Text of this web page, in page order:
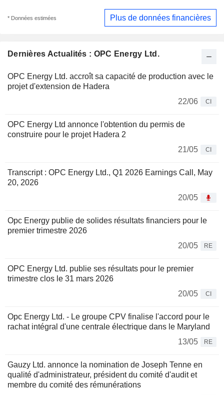
Dernières Actualités : OPC Energy Ltd.
OPC Energy Ltd. accroît sa capacité de production avec le
projet d'extension de Hadera
22/06
CI
OPC Energy Ltd annonce l'obtention du permis de
construire pour le projet Hadera 2
21/05
CI
Transcript : OPC Energy Ltd., Q1 2026 Earnings Call, May
20, 2026
20/05
Opc Energy publie de solides résultats financiers pour le
premier trimestre 2026
20/05
RE
OPC Energy Ltd. publie ses résultats pour le premier
trimestre clos le 31 mars 2026
20/05
CI
Opc Energy Ltd. - Le groupe CPV finalise l'accord pour le
rachat intégral d'une centrale électrique dans le Maryland
13/05
RE
Gauzy Ltd. annonce la nomination de Joseph Tenne en
qualité d'administrateur, président du comité d'audit et
membre du comité des rémunérations
* Données estimées Plus de données financières